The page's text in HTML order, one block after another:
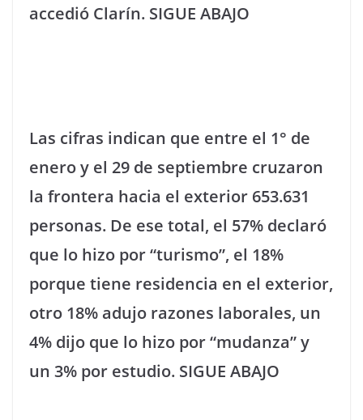
accedió Clarín. SIGUE ABAJO
Las cifras indican que entre el 1° de
enero y el 29 de septiembre cruzaron
la frontera hacia el exterior 653.631
personas. De ese total, el 57% declaró
que lo hizo por “turismo”, el 18%
porque tiene residencia en el exterior,
otro 18% adujo razones laborales, un
4% dijo que lo hizo por “mudanza” y
un 3% por estudio. SIGUE ABAJO